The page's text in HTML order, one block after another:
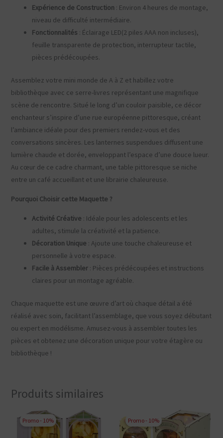
Expérience de Construction : Environ 4 heures de montage,
niveau de difficulté intermédiaire.
Fonctionnalités : Éclairage LED(2 piles AAA non incluses),
feuille transparente de protection, interrupteur tactile,
pièces prédécoupées.
Assemblez votre mini monde de A à Z et habillez votre
bibliothèque avec ce serre-livres représentant une magnifique
scène de rencontre. Situé le long d’un couloir paisible, ce décor
enchanteur s’inspire d’une rue européenne pittoresque, créant
l’ambiance idéale pour des premiers rendez-vous et des
conversations sincères. Les lanternes suspendues diffusent une
lumière chaude et dorée, enveloppant l’espace d’une douce lueur.
Au cœur de ce cadre charmant, une table pittoresque se niche
entre un café accueillant et une librairie chaleureuse.
Pourquoi Choisir cette Maquette ?
Activité Créative : Idéale pour les adolescents et les
adultes, stimule la créativité et la patience.
Décoration Unique : Ajoute une touche chaleureuse et
personnelle à votre espace.
Facile à Assembler: Pièces prédécoupées et instructions
claires pour un montage agréable.
Chaque maquette est une œuvre d’art où chaque détail a été
réalisé avec soin, facilitant l’assemblage, que vous soyez débutant
ou expert en modélisme. Amusez-vous à assembler toutes les
pièces et obtenez une décoration unique pour votre étagère ou
bibliothèque !
Produits similaires
Promo - 10% Promo - 10%